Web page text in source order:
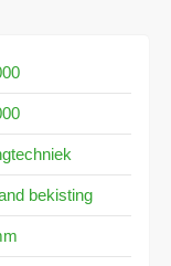
bekisting